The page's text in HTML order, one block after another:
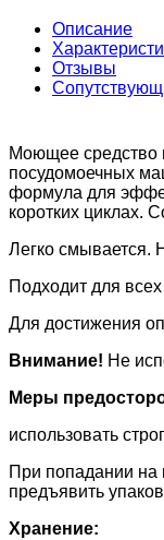
Описание
Отзывы
Моющее средство
посудомоечных
формула для
коротких циклах.
Легко смывается.
Подходит для
Для достижения
Внимание! Не
Меры
использовать
При попадании на
предъявить
Хранение: